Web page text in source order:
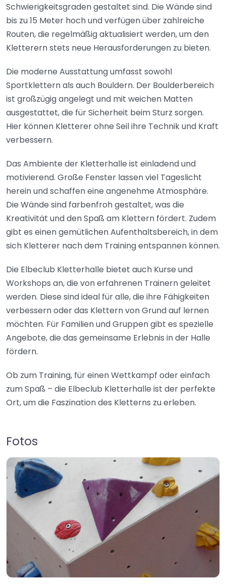
Schwierigkeitsgraden gestaltet sind. Die Wände sind
bis zu 15 Meter hoch und verfügen über zahlreiche
Routen, die regelmäßig aktualisiert werden, um den
Kletterern stets neue Herausforderungen zu bieten.
Die moderne Ausstattung umfasst sowohl
Sportklettern als auch Bouldern. Der Boulderbereich
ist großzügig angelegt und mit weichen Matten
ausgestattet, die für Sicherheit beim Sturz sorgen.
Hier können Kletterer ohne Seil ihre Technik und Kraft
verbessern.
Das Ambiente der Kletterhalle ist einladend und
motivierend. Große Fenster lassen viel Tageslicht
herein und schaffen eine angenehme Atmosphäre.
Die Wände sind farbenfroh gestaltet, was die
Kreativität und den Spaß am Klettern fördert. Zudem
gibt es einen gemütlichen Aufenthaltsbereich, in dem
sich Kletterer nach dem Training entspannen können.
Die Elbeclub Kletterhalle bietet auch Kurse und
Workshops an, die von erfahrenen Trainern geleitet
werden. Diese sind ideal für alle, die ihre Fähigkeiten
verbessern oder das Klettern von Grund auf lernen
möchten. Für Familien und Gruppen gibt es spezielle
Angebote, die das gemeinsame Erlebnis in der Halle
fördern.
Ob zum Training, für einen Wettkampf oder einfach
zum Spaß – die Elbeclub Kletterhalle ist der perfekte
Ort, um die Faszination des Kletterns zu erleben.
Fotos